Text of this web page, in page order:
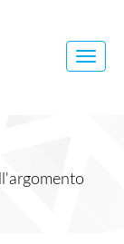
Toggle